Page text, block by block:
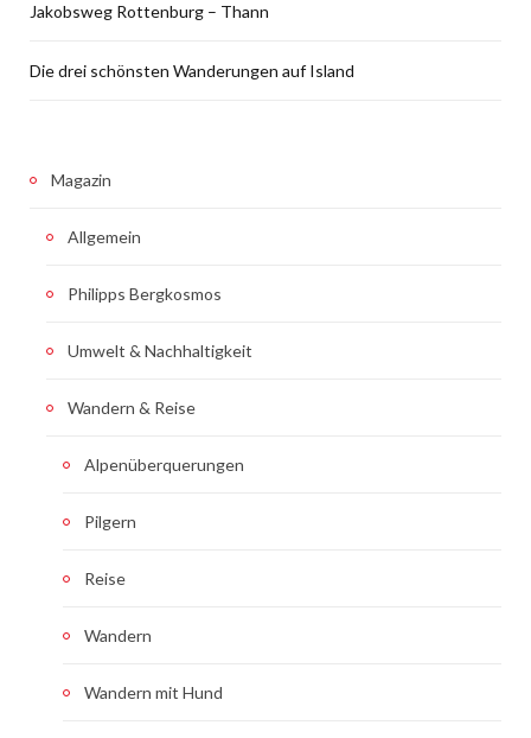
Jakobsweg Rottenburg – Thann
Die drei schönsten Wanderungen auf Island
Magazin
Allgemein
Philipps Bergkosmos
Umwelt & Nachhaltigkeit
Wandern & Reise
Alpenüberquerungen
Pilgern
Reise
Wandern
Wandern mit Hund